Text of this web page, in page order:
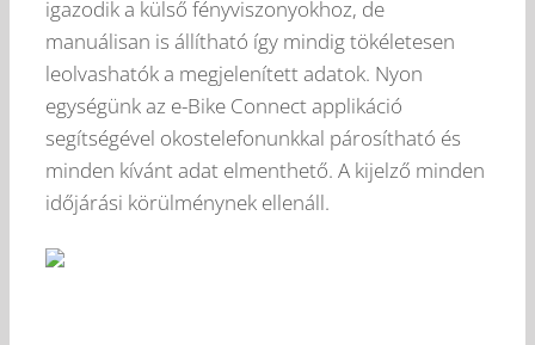
igazodik a külső fényviszonyokhoz, de
manuálisan is állítható így mindig tökéletesen
leolvashatók a megjelenített adatok. Nyon
egységünk az e-Bike Connect applikáció
segítségével okostelefonunkkal párosítható és
minden kívánt adat elmenthető. A kijelző minden
időjárási körülménynek ellenáll.